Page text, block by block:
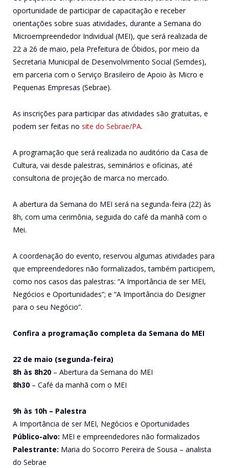
oportunidade de participar de capacitação e receber
orientações sobre suas atividades, durante a Semana do
Microempreendedor Individual (MEI), que será realizada de
22 a 26 de maio, pela Prefeitura de Óbidos, por meio da
Secretaria Municipal de Desenvolvimento Social (Semdes),
em parceria com o Serviço Brasileiro de Apoio às Micro e
Pequenas Empresas (Sebrae).
As inscrições para participar das atividades são gratuitas, e
podem ser feitas no site do Sebrae/PA.
A programação que será realizada no auditório da Casa de
Cultura, vai desde palestras, seminários e oficinas, até
consultoria de projeção de marca no mercado.
A abertura da Semana do MEI será na segunda-feira (22) às
8h, com uma cerimônia, seguida do café da manhã com o
Mei.
A coordenação do evento, reservou algumas atividades para
que empreendedores não formalizados, também participem,
como nos casos das palestras: “A Importância de ser MEI,
Negócios e Oportunidades”; e “A Importância do Designer
para o seu Negócio”.
Confira a programação completa da Semana do MEI
22 de maio (segunda-feira)
8h às 8h20 – Abertura da Semana do MEI
8h30 – Café da manhã com o MEI
9h às 10h – Palestra
A Importância de ser MEI, Negócios e Oportunidades
Público-alvo: MEI e empreendedores não formalizados
Palestrante: Maria do Socorro Pereira de Sousa – analista
do Sebrae